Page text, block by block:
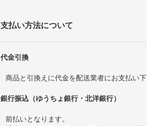
支払い方法について
代金引換
商品と引換えに代金を配送業者にお支払い下
銀行振込（ゆうちょ銀行・北洋銀行）
前払いとなります。